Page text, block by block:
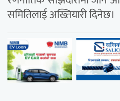
समितिलाई अख्तियारी दिनेछ।